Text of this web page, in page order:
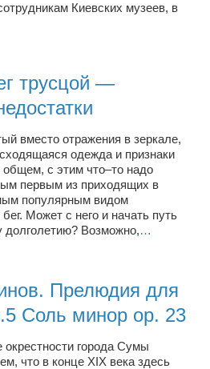
— магазин велосипедов
— супермаркет
двор
СТИХОВ НА ЗАКАЗ
— магазин мужской одежды
Киевских музеев, в
трусцой —
вместо отражения в зеркале,
одежда и признаки
с этим что–то надо
первым из приходящих в
популярным видом
Может с него и начать путь
долголетию? Возможно,…
Прелюдия для
Соль минор op. 23
города Сумы
что в конце XIX века здесь